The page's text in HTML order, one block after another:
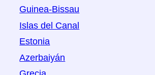
Guinea-Bissau
Islas del Canal
Estonia
Azerbaiyán